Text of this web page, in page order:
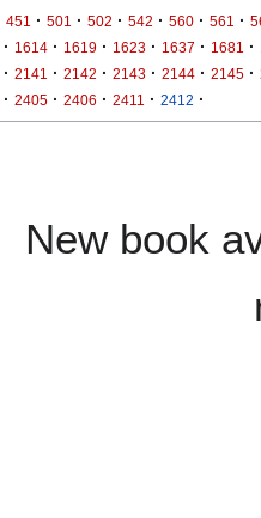
451 · 501 · 502 · 542 · 560 · 561 ·
· 1614 · 1619 · 1623 · 1637 · 1681 ·
· 2141 · 2142 · 2143 · 2144 · 2145 ·
· 2405 · 2406 · 2411 · 2412 ·
New book